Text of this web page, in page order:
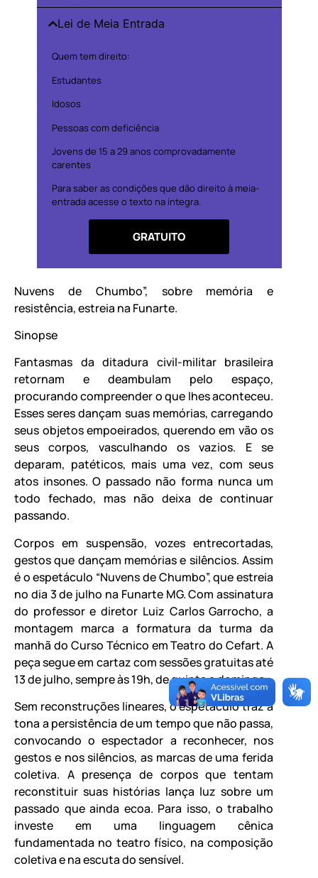
Lei de Meia Entrada
Quem tem direito:
Estudantes
Idosos
Pessoas com deficiência
Jovens de 15 a 29 anos comprovadamente
carentes
Para saber as condições que dão direito à meia-
entrada acesse o texto na íntegra.
GRATUITO
Nuvens de Chumbo”, sobre memória e
resistência, estreia na Funarte.
Sinopse
Fantasmas da ditadura civil-militar brasileira
retornam e deambulam pelo espaço,
procurando compreender o que lhes aconteceu.
Esses seres dançam suas memórias, carregando
seus objetos empoeirados, querendo em vão os
seus corpos, vasculhando os vazios. E se
deparam, patéticos, mais uma vez, com seus
atos insones. O passado não forma nunca um
todo fechado, mas não deixa de continuar
passando.
Corpos em suspensão, vozes entrecortadas,
gestos que dançam memórias e silêncios. Assim
é o espetáculo “Nuvens de Chumbo”, que estreia
no dia 3 de julho na Funarte MG. Com assinatura
do professor e diretor Luiz Carlos Garrocho, a
montagem marca a formatura da turma da
manhã do Curso Técnico em Teatro do Cefart. A
peça segue em cartaz com sessões gratuitas até
13 de julho, sempre às 19h, de quinta a domingo.
Sem reconstruções lineares, o espetáculo traz à
tona a persistência de um tempo que não passa,
convocando o espectador a reconhecer, nos
gestos e nos silêncios, as marcas de uma ferida
coletiva. A presença de corpos que tentam
reconstituir suas histórias lança luz sobre um
passado que ainda ecoa. Para isso, o trabalho
investe em uma linguagem cênica
fundamentada no teatro físico, na composição
coletiva e na escuta do sensível.